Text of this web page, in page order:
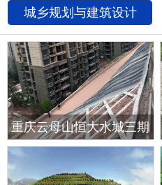
城乡规划与建筑设计
重庆云母山恒大水城三期